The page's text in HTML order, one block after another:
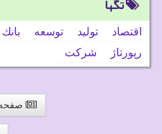
اقتصاد تولید توسعه بانك
رپورتاژ
شركت
صفحه